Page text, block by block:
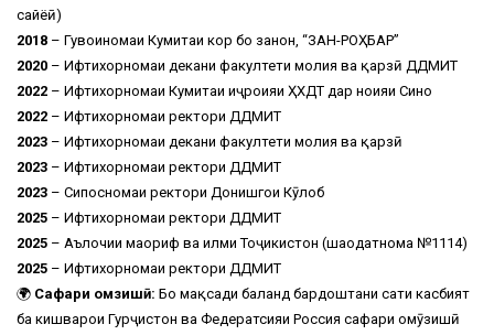
сайёҳӣ)
2018 – Гувоҳиномаи Кумитаи кор бо занон, “ЗАН-РОҲБАР”
2020 – Ифтихорномаи декани факултети молия ва қарзӣ ДДМИТ
2022 – Ифтихорномаи Кумитаи иҷроияи ҲХДТ дар ноҳияи Сино
2022 – Ифтихорномаи ректори ДДМИТ
2023 – Ифтихорномаи декани факултети молия ва қарзӣ
2023 – Ифтихорномаи ректори ДДМИТ
2023 – Сипосномаи ректори Донишгоҳи Кӯлоб
2025 – Ифтихорномаи ректори ДДМИТ
2025 – Аълочии маориф ва илми Тоҷикистон (шаҳодатнома №1114)
2025 – Ифтихорномаи ректори ДДМИТ
🌍 Сафари омӯзишӣ: Бо мақсади баланд бардоштани сатҳи касбият
ба кишварҳои Гурҷистон ва Федератсияи Россия сафари омӯзишӣ